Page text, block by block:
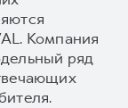
Компания
ряд